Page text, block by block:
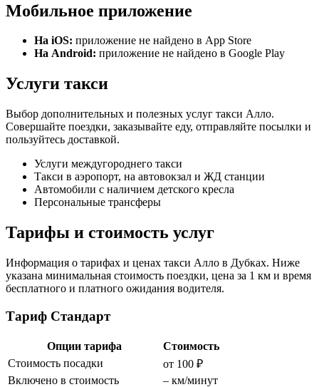
Мобильное приложение
На iOS: приложение не найдено в App Store
На Android: приложение не найдено в Google Play
Услуги такси
Выбор дополнительных и полезных услуг такси Алло.
Совершайте поездки, заказывайте еду, отправляйте посылки и
пользуйтесь доставкой.
Услуги междугороднего такси
Такси в аэропорт, на автовокзал и ЖД станции
Автомобили с наличием детского кресла
Персональные трансферы
Тарифы и стоимость услуг
Информация о тарифах и ценах такси Алло в Дубках. Ниже
указана минимальная стоимость поездки, цена за 1 км и время
бесплатного и платного ожидания водителя.
Тариф Стандарт
Опции тарифа
Стоимость
Стоимость посадки
от 100 ₽
Включено в стоимость
– км/минут